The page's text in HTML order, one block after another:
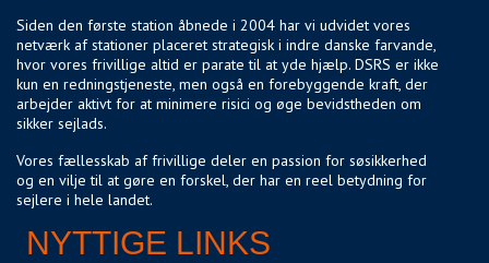
Siden den første station åbnede i 2004 har vi udvidet vores
netværk af stationer placeret strategisk i indre danske farvande,
hvor vores frivillige altid er parate til at yde hjælp. DSRS er ikke
kun en redningstjeneste, men også en forebyggende kraft, der
arbejder aktivt for at minimere risici og øge bevidstheden om
sikker sejlads.
Vores fællesskab af frivillige deler en passion for søsikkerhed
og en vilje til at gøre en forskel, der har en reel betydning for
sejlere i hele landet.
NYTTIGE LINKS